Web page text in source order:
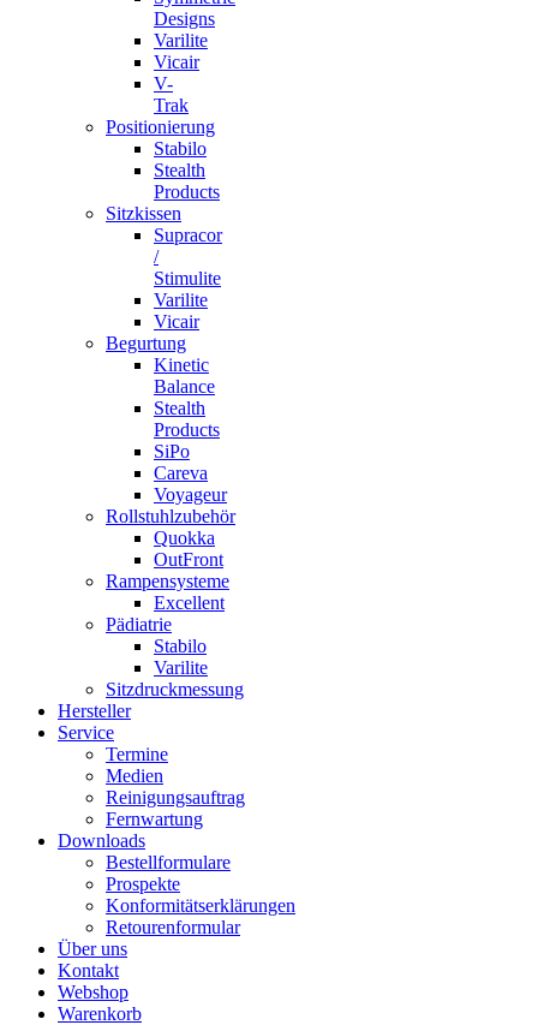
Designs
Varilite
Vicair
V-
Trak
Positionierung
Stabilo
Stealth
Products
Sitzkissen
Supracor
/
Stimulite
Varilite
Vicair
Begurtung
Kinetic
Balance
Stealth
Products
SiPo
Careva
Voyageur
Rollstuhlzubehör
Quokka
OutFront
Rampensysteme
Excellent
Pädiatrie
Stabilo
Varilite
Sitzdruckmessung
Hersteller
Service
Termine
Medien
Reinigungsauftrag
Fernwartung
Downloads
Bestellformulare
Prospekte
Konformitätserklärungen
Retourenformular
Über uns
Kontakt
Webshop
Warenkorb